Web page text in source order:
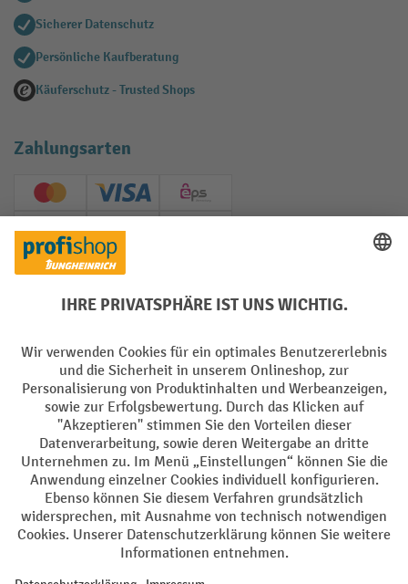
Sicherer Datenschutz
Persönliche Kaufberatung
Käuferschutz - Trusted Shops
Zahlungsarten
Creditcard (Master)Creditcard (Visa)
EPS
PayPal
Soziale Netzwerke
Impressum Datenschutz
Barrierefreiheit Privacy Settings
Alle Preise exkl. gesetzl. Mehrwertsteuer zzgl.Versandkostenund ggf.
Nachnahmegebühren, wenn nicht anders angegeben.
¹ Der Rabatt gilt so lange der Vorrat reicht. Der Rabatt gilt nicht auf